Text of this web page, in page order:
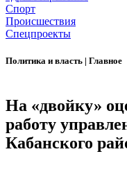
Спорт
Происшествия
Спецпроекты
Политика и власть | Главное
На «двойку»
работу
Кабанского